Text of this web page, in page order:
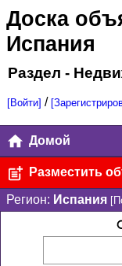
Доска
Испания
Раздел -
[Войти] /
Домой
Разместить
Регион: Испания